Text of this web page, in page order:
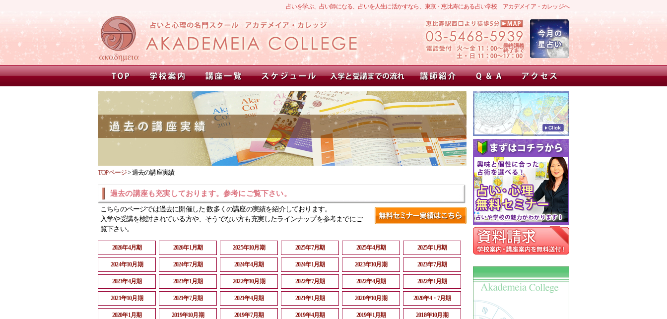
占いを学ぶ、占い師になる、占いを人生に活かすなら、東京・恵比寿にある占い学校 アカデメイア・カレッジへ
TOPページ>過去の講座実績
過去の講座も充実しております。参考にご覧下さい。
こちらのページでは過去に開催した 数多くの講座の実績を紹介しております。
入学や受講を検討されている方や、そうでない方も充実したラインナップを参考までにご
覧下さい。
2026年4月期 2026年1月期 2025年10月期 2025年7月期 2025年4月期 2025年1月期
2024年10月期 2024年7月期 2024年4月期 2024年1月期 2023年10月期 2023年7月期
2023年4月期 2023年1月期 2022年10月期 2022年7月期 2022年4月期 2022年1月期
2021年10月期 2021年7月期 2021年4月期 2021年1月期 2020年10月期 2020年4・7月期
2020年1月期 2019年10月期 2019年7月期 2019年4月期 2019年1月期 2018年10月期